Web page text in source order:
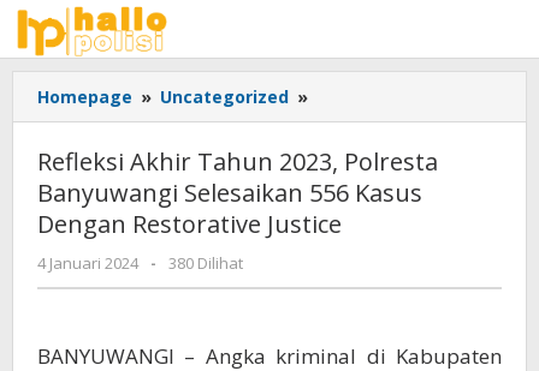
Lewati
konten
Homepage » Uncategorized »
Akhir
2023,
Polresta
Banyuwangi
Kasus
Restorative
Refleksi Akhir Tahun 2023, Polresta
Banyuwangi Selesaikan 556 Kasus
Dengan Restorative Justice
4 Januari 2024
oleh
Adhis
- 380 Dilihat
BANYUWANGI – Angka kriminal di Kabupaten